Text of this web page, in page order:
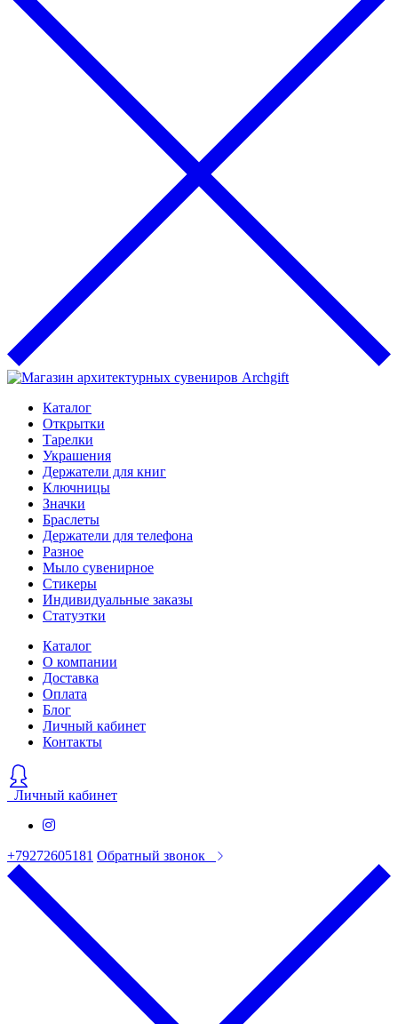
Каталог
Открытки
Тарелки
Украшения
Держатели для книг
Ключницы
Значки
Браслеты
Держатели для телефона
Разное
Мыло сувенирное
Стикеры
Индивидуальные заказы
Статуэтки
Каталог
О компании
Доставка
Оплата
Блог
Личный кабинет
Контакты
Личный кабинет
+79272605181 Обратный звонок